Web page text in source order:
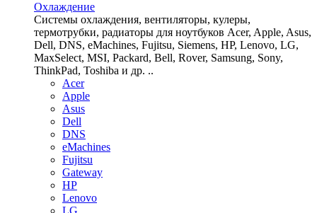
Охлаждение
Системы охлаждения, вентиляторы, кулеры,
термотрубки, радиаторы для ноутбуков Acer, Apple, Asus,
Dell, DNS, eMachines, Fujitsu, Siemens, HP, Lenovo, LG,
MaxSelect, MSI, Packard, Bell, Rover, Samsung, Sony,
ThinkPad, Toshiba и др. ..
Acer
Apple
Asus
Dell
DNS
eMachines
Fujitsu
Gateway
HP
Lenovo
LG